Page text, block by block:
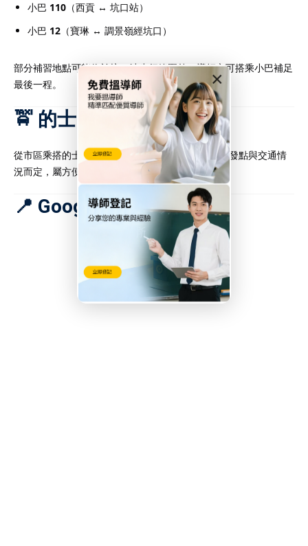
×
小巴 110 （西貢 ↔ 坑口站）
小巴 12 （寶琳 ↔ 調景嶺經坑口）
部分補習地點可能位於坑口站步行範圍外，導師亦可搭乘小巴補足
最後一程。
🚖 的士 / Uber 建議
從市區乘搭的士前往坑口需約 30–40 分鐘，視乎出發點與交通情
況而定，屬方便但成本較高選項。
📍 Google Map 連結：